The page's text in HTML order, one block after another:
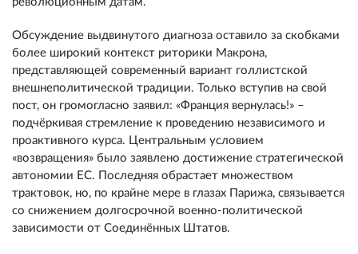
Обсуждение выдвинутого диагноза оставило за скобками
более широкий контекст риторики Макрона,
представляющей современный вариант голлистской
внешнеполитической традиции. Только вступив на свой
пост, он громогласно заявил: «Франция вернулась!» –
подчёркивая стремление к проведению независимого и
проактивного курса. Центральным условием
«возвращения» было заявлено достижение стратегической
автономии ЕС. Последняя обрастает множеством
трактовок, но, по крайне мере в глазах Парижа, связывается
со снижением долгосрочной военно-политической
зависимости от Соединённых Штатов.